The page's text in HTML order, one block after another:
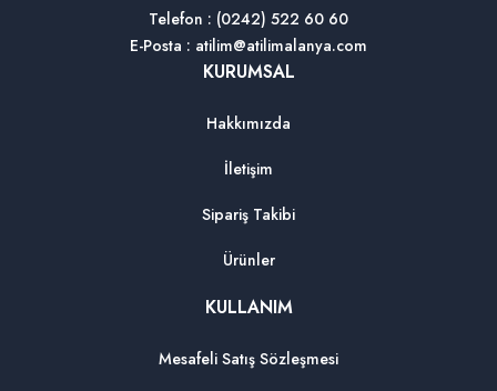
Telefon : (0242) 522 60 60
E-Posta : atilim@atilimalanya.com
KURUMSAL
Hakkımızda
İletişim
Sipariş Takibi
Ürünler
KULLANIM
Mesafeli Satış Sözleşmesi